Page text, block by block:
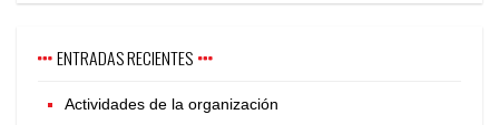
ENTRADAS RECIENTES
Actividades de la organización